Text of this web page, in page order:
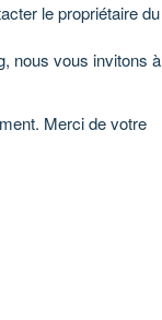
le propriétaire du
nous vous invitons à
Merci de votre